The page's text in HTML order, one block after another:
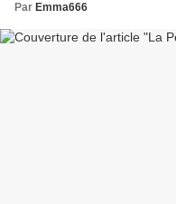
Par Emma666